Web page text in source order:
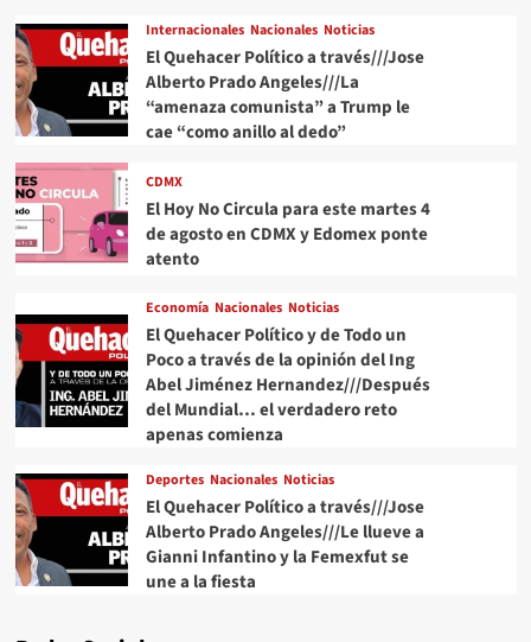
Internacionales Nacionales Noticias
El Quehacer Político a través///Jose
Alberto Prado Angeles///La
“amenaza comunista” a Trump le
cae “como anillo al dedo”
CDMX
El Hoy No Circula para este martes 4
de agosto en CDMX y Edomex ponte
atento
Economía Nacionales Noticias
El Quehacer Político y de Todo un
Poco a través de la opinión del Ing
Abel Jiménez Hernandez///Después
del Mundial… el verdadero reto
apenas comienza
Deportes Nacionales Noticias
El Quehacer Político a través///Jose
Alberto Prado Angeles///Le llueve a
Gianni Infantino y la Femexfut se
une a la fiesta